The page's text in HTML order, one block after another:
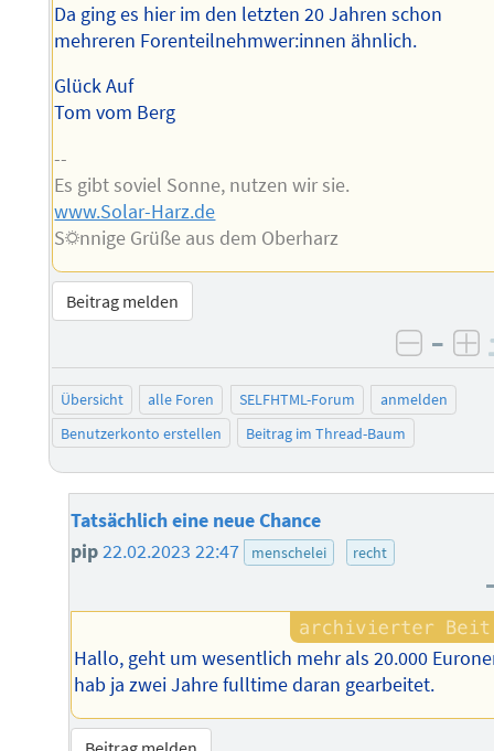
Da ging es hier im den letzten 20 Jahren schon
mehreren Forenteilnehmwer:innen ähnlich.
Glück Auf
Tom vom Berg
--
Es gibt soviel Sonne, nutzen wir sie.
www.Solar-Harz.de
S☼nnige Grüße aus dem Oberharz
Beitrag melden
–
Übersicht alle Foren SELFHTML-Forum
anmelden
Benutzerkonto erstellen
Beitrag im Thread-Baum
Tatsächlich eine neue Chance
pip22.02.2023 22:47 menschelei recht
Hallo, geht um wesentlich mehr als 20.000
hab ja zwei Jahre fulltime daran gearbeitet.